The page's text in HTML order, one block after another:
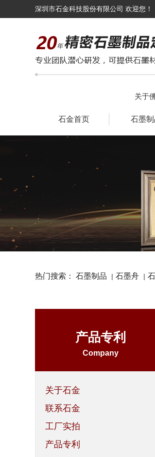
深圳市石金科技股份有限公司 欢迎您！
关于
石金首页 石墨
热门搜索： 石墨制品 | 石墨舟 |
产品专利
Company
关于石金
联系石金
工厂实拍
产品专利